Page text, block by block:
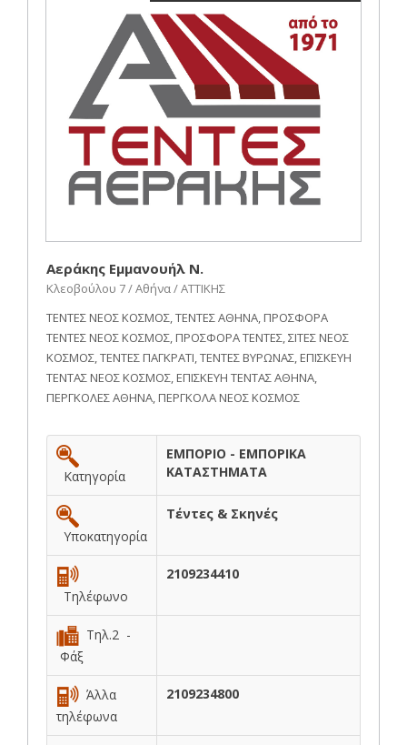
Αεράκης Εμμανουήλ Ν.
Κλεοβούλου 7 / Αθήνα / ΑΤΤΙΚΗΣ
ΤΕΝΤΕΣ ΝΕΟΣ ΚΟΣΜΟΣ, ΤΕΝΤΕΣ ΑΘΗΝΑ, ΠΡΟΣΦΟΡΑ
ΤΕΝΤΕΣ ΝΕΟΣ ΚΟΣΜΟΣ, ΠΡΟΣΦΟΡΑ ΤΕΝΤΕΣ, ΣΙΤΕΣ ΝΕΟΣ
ΚΟΣΜΟΣ, ΤΕΝΤΕΣ ΠΑΓΚΡΑΤΙ, ΤΕΝΤΕΣ ΒΥΡΩΝΑΣ, ΕΠΙΣΚΕΥΗ
ΤΕΝΤΑΣ ΝΕΟΣ ΚΟΣΜΟΣ, ΕΠΙΣΚΕΥΗ ΤΕΝΤΑΣ ΑΘΗΝΑ,
ΠΕΡΓΚΟΛΕΣ ΑΘΗΝΑ, ΠΕΡΓΚΟΛΑ ΝΕΟΣ ΚΟΣΜΟΣ
Κατηγορία
ΕΜΠΟΡΙΟ - ΕΜΠΟΡΙΚΑ
ΚΑΤΑΣΤΗΜΑΤΑ
Υποκατηγορία
Τέντες & Σκηνές
Τηλέφωνο
2109234410
Τηλ.2 -
Φάξ
Άλλα
τηλέφωνα
2109234800